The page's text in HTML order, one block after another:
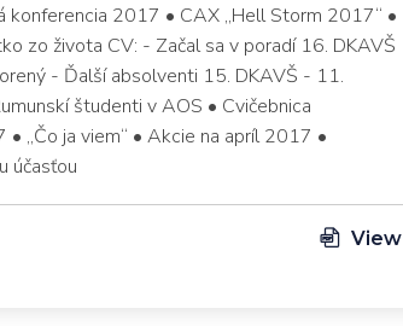
konferencia 2017 • CAX „Hell Storm 2017“ •
zo života CV: - Začal sa v poradí 16. DKAVŠ
- Ďalší absolventi 15. DKAVŠ - 11.
študenti v AOS • Cvičebnica
„Čo ja viem“ • Akcie na apríl 2017 •
účasťou
View